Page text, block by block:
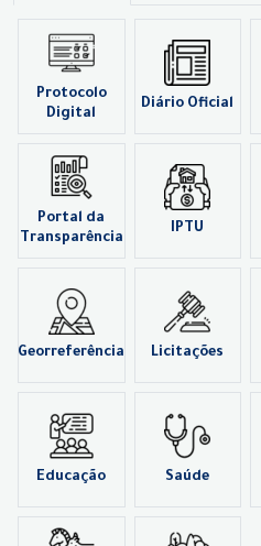
Protocolo
Digital
Diário Oficial
Portal da
Transparência
IPTU
Georreferência Licitações
Educação Saúde